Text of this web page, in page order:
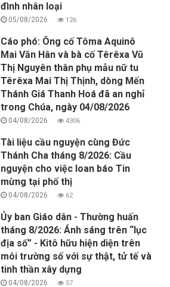
đình nhân loại
05/08/2026 126
Cáo phó: Ông cố Tôma Aquinô
Mai Văn Hân và bà cố Têrêxa Vũ
Thị Nguyên thân phụ mẫu nữ tu
Têrêxa Mai Thị Thịnh, dòng Mến
Thánh Giá Thanh Hoá đã an nghỉ
trong Chúa, ngày 04/08/2026
04/08/2026 4306
Tài liệu cầu nguyện cùng Đức
Thánh Cha tháng 8/2026: Cầu
nguyện cho việc loan báo Tin
mừng tại phố thị
04/08/2026 62
Ủy ban Giáo dân - Thường huấn
tháng 8/2026: Ánh sáng trên “lục
địa số” - Kitô hữu hiện diện trên
môi trường số với sự thật, tử tế và
tinh thần xây dựng
04/08/2026 57